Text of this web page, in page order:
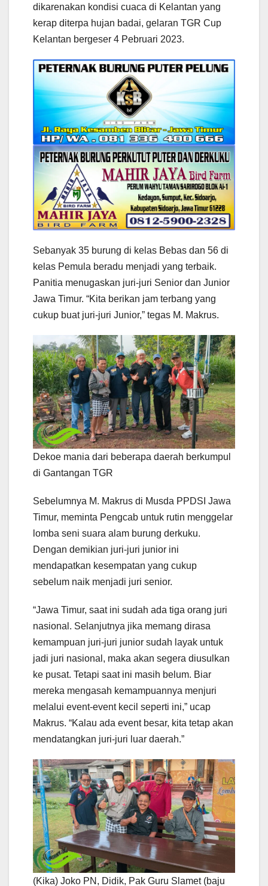
dikarenakan kondisi cuaca di Kelantan yang
kerap diterpa hujan badai, gelaran TGR Cup
Kelantan bergeser 4 Pebruari 2023.
Sebanyak 35 burung di kelas Bebas dan 56 di
kelas Pemula beradu menjadi yang terbaik.
Panitia menugaskan juri-juri Senior dan Junior
Jawa Timur. “Kita berikan jam terbang yang
cukup buat juri-juri Junior,” tegas M. Makrus.
Dekoe mania dari beberapa daerah berkumpul
di Gantangan TGR
Sebelumnya M. Makrus di Musda PPDSI Jawa
Timur, meminta Pengcab untuk rutin menggelar
lomba seni suara alam burung derkuku.
Dengan demikian juri-juri junior ini
mendapatkan kesempatan yang cukup
sebelum naik menjadi juri senior.
“Jawa Timur, saat ini sudah ada tiga orang juri
nasional. Selanjutnya jika memang dirasa
kemampuan juri-juri junior sudah layak untuk
jadi juri nasional, maka akan segera diusulkan
ke pusat. Tetapi saat ini masih belum. Biar
mereka mengasah kemampuannya menjuri
melalui event-event kecil seperti ini,” ucap
Makrus. “Kalau ada event besar, kita tetap akan
mendatangkan juri-juri luar daerah.”
(Kika) Joko PN, Didik, Pak Guru Slamet (baju